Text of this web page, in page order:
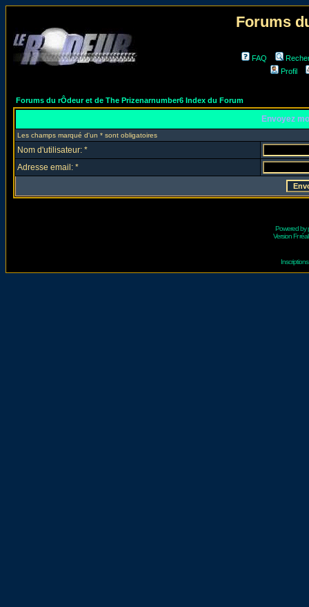
Forums
FAQ
Profil
Forums du rÔdeur et de The Prizenarnumber6 Index du Forum
Envoyez
Les champs marqué d'un * sont obligatoires
Nom d'utilisateur: *
Adresse email: *
Powered by
Version Fr